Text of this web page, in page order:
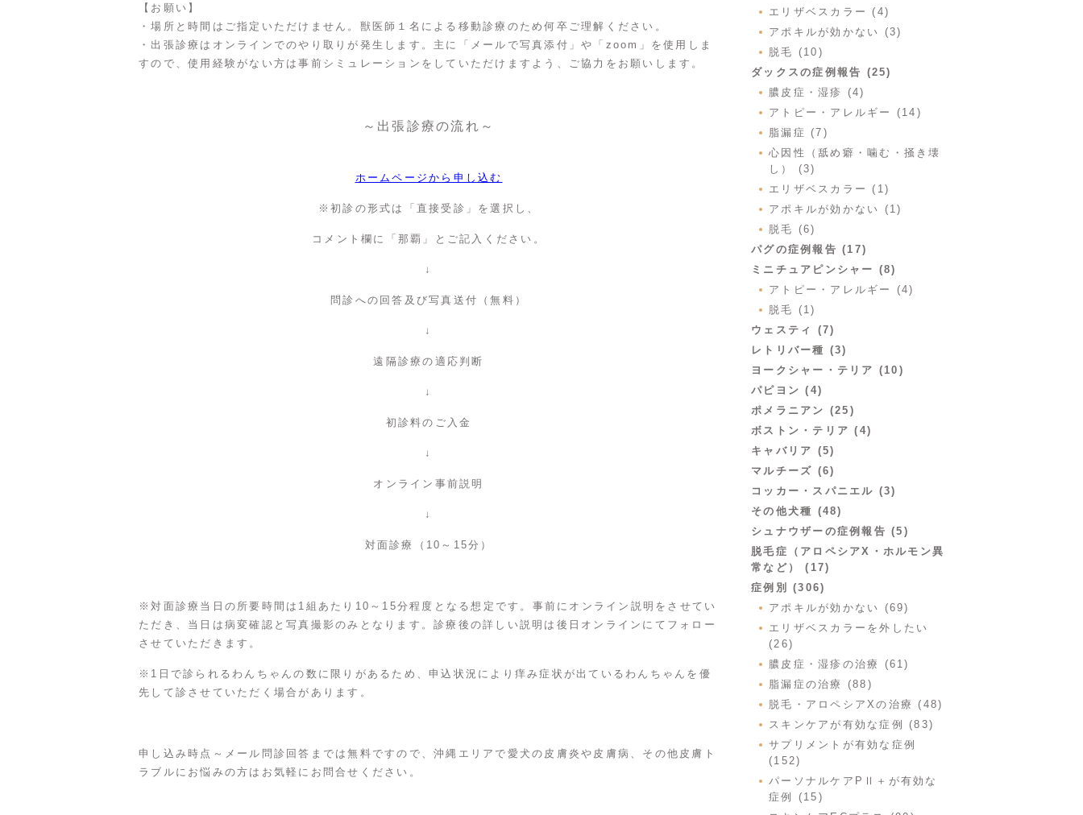
【お願い】
・場所と時間はご指定いただけません。獣医師１名による移動診療のため何卒ご理解ください。
・出張診療はオンラインでのやり取りが発生します。主に「メールで写真添付」や「zoom」を使用しま
すので、使用経験がない方は事前シミュレーションをしていただけますよう、ご協力をお願いします。
～出張診療の流れ～
ホームページから申し込む
※初診の形式は「直接受診」を選択し、
コメント欄に「那覇」とご記入ください。
↓
問診への回答及び写真送付（無料）
↓
遠隔診療の適応判断
↓
初診料のご入金
↓
オンライン事前説明
↓
対面診療（10～15分）
※対面診療当日の所要時間は1組あたり10～15分程度となる想定です。事前にオンライン説明をさせてい
ただき、当日は病変確認と写真撮影のみとなります。診療後の詳しい説明は後日オンラインにてフォロー
させていただきます。
※1日で診られるわんちゃんの数に限りがあるため、申込状況により痒み症状が出ているわんちゃんを優
先して診させていただく場合があります。
申し込み時点～メール問診回答までは無料ですので、沖縄エリアで愛犬の皮膚炎や皮膚病、その他皮膚ト
ラブルにお悩みの方はお気軽にお問合せください。
エリザベスカラー (4)
アポキルが効かない (3)
脱毛 (10)
ダックスの症例報告 (25)
膿皮症・湿疹 (4)
アトピー・アレルギー (14)
脂漏症 (7)
心因性（舐め癖・噛む・掻き壊
し） (3)
エリザベスカラー (1)
アポキルが効かない (1)
脱毛 (6)
パグの症例報告 (17)
ミニチュアピンシャー (8)
アトピー・アレルギー (4)
脱毛 (1)
ウェスティ (7)
レトリバー種 (3)
ヨークシャー・テリア (10)
パピヨン (4)
ポメラニアン (25)
ボストン・テリア (4)
キャバリア (5)
マルチーズ (6)
コッカー・スパニエル (3)
その他犬種 (48)
シュナウザーの症例報告 (5)
脱毛症（アロペシアX・ホルモン異
常など） (17)
症例別 (306)
アポキルが効かない (69)
エリザベスカラーを外したい
(26)
膿皮症・湿疹の治療 (61)
脂漏症の治療 (88)
脱毛・アロペシアXの治療 (48)
スキンケアが有効な症例 (83)
サプリメントが有効な症例
(152)
パーソナルケアPⅡ＋が有効な
症例 (15)